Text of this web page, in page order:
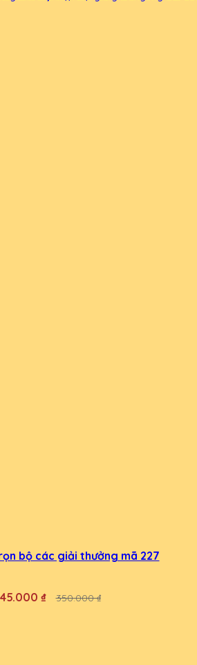
bộ các giải thưởng mã 227
₫ 350.000 ₫